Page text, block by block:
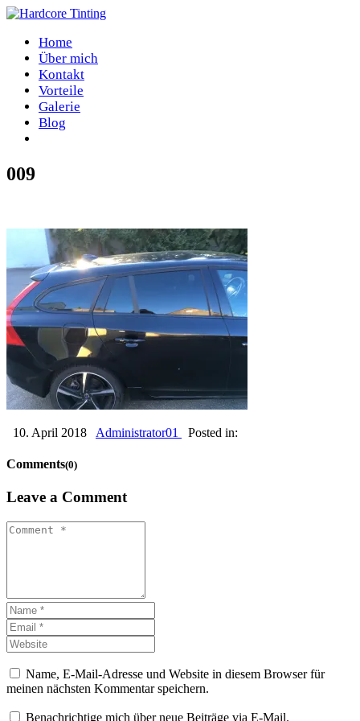
Home
Über mich
Kontakt
Vorteile
Galerie
Blog
009
10. April 2018 Administrator01 Posted in:
Comments(0)
Leave a Comment
Name, E-Mail-Adresse und Website in diesem Browser für
meinen nächsten Kommentar speichern.
Benachrichtige mich über neue Beiträge via E-Mail.